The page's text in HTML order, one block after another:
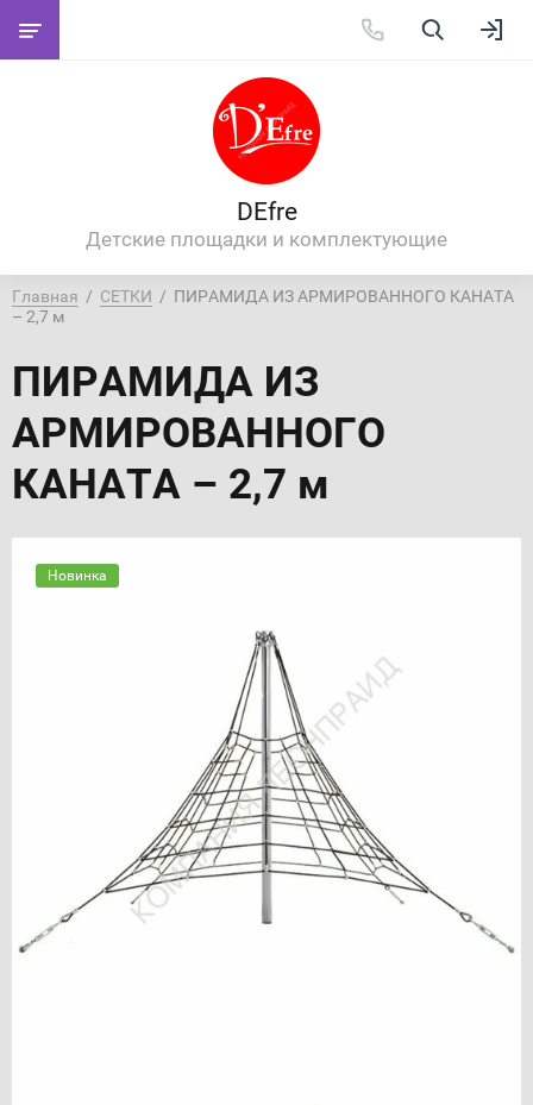
DEfre
Детские площадки и комплектующие
Главная
  /
СЕТКИ
  /  ПИРАМИДА ИЗ АРМИРОВАННОГО КАНАТА
– 2,7 м
ПИРАМИДА ИЗ
АРМИРОВАННОГО
КАНАТА – 2,7 м
Новинка